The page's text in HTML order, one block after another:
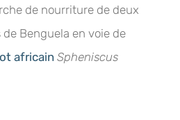
de nourriture de deux
Benguela en voie de
africain Spheniscus